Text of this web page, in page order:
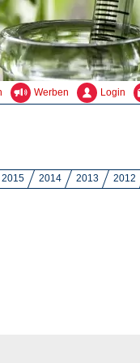
Werben Login
2015 2014 2013 2012